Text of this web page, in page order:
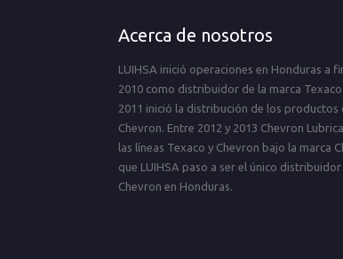
Acerca de nosotros
LUIHSA inició operaciones en Honduras a
2010 como distribuidor de la marca
2011 inició la distribución de los productos
Chevron. Entre 2012 y 2013 Chevron
las líneas Texaco y Chevron bajo la marca
que LUIHSA paso a ser el único
Chevron en Honduras.